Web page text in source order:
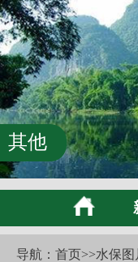
其他
导航： 首页>>水保图